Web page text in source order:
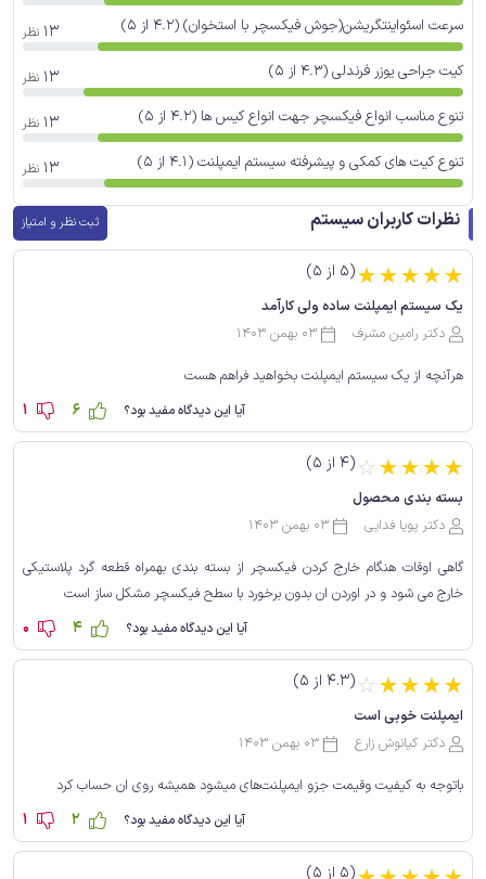
سرعت اسئواینتگریشن(جوش فیکسچر با استخوان) (4.2 از 5) 13 نظر
کیت جراحی یوزر فرندلی (4.3 از 5) 13 نظر
تنوع مناسب انواع فیکسچر جهت انواع کیس ها (4.2 از 5) 13 نظر
تنوع کیت های کمکی و پیشرفته سیستم ایمپلنت (4.1 از 5) 13 نظر
نظرات کاربران سیستم ثبت نظر و امتیاز
(5 از 5)☆☆☆☆☆
یک سیستم ایمپلنت ساده ولی کارآمد
دکتر رامین مشرف
03 بهمن 1403
هرآنچه از یک سیستم ایمپلنت بخواهید فراهم هست
آیا این دیدگاه مفید بود؟ 6
1
(4 از 5)☆☆☆☆☆
بسته بندی محصول
دکتر پویا فدایی
03 بهمن 1403
گاهی اوقات هنگام خارج کردن فیکسچر از بسته بندی بهمراه قطعه گرد پلاستیکی
خارج می شود و در اوردن ان بدون برخورد با سطح فیکسچر مشکل ساز است
آیا این دیدگاه مفید بود؟ 4
0
(4.3 از 5)☆☆☆☆☆
ایمپلنت خوبی است
دکتر کیانوش زارع
03 بهمن 1403
باتوجه به کیفیت وقیمت جزو ایمپلنت‌های میشود همیشه روی ان حساب کرد
آیا این دیدگاه مفید بود؟ 2
1
(5 از 5)